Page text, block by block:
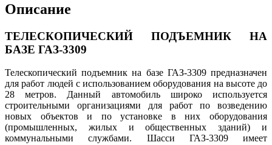
Описание
ТЕЛЕСКОПИЧЕСКИЙ ПОДЪЕМНИК НА
БАЗЕ ГАЗ-3309
Телескопический подъемник на базе ГАЗ-3309 предназначен
для работ людей с использованием оборудования на высоте до
28 метров. Данный автомобиль широко используется
строительными организациями для работ по возведению
новых объектов и по установке в них оборудования
(промышленных, жилых и общественных зданий) и
коммунальными службами. Шасси ГАЗ-3309 имеет